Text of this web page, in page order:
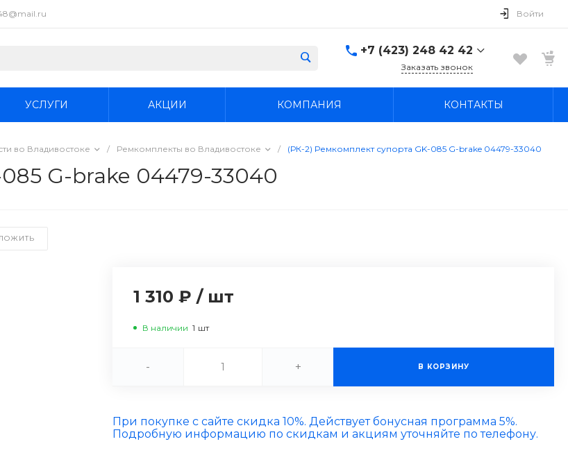
Войти
+7 (423) 248 42 42
Надеждинский район, п.
boss4848@mail.ru
Заказать звонок
УСЛУГИ АКЦИИ КОМПАНИЯ КОНТАКТЫ
во Владивостоке / Ремкомплекты во Владивостоке / (РК-2) Ремкомплект супорта GK-085 G-brake 04479-33040
G-brake 04479-33040
1 310 ₽ / шт
В наличии 1 шт
- + В КОРЗИНУ
При покупке с сайте скидка 10%. Действует бонусная программа 5%.
Подробную информацию по скидкам и акциям уточняйте по телефону.